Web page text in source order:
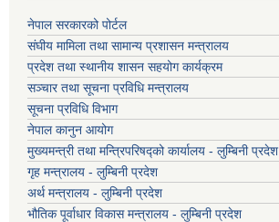
नेपाल सरकारको पोर्टल
संघीय मामिला तथा सामान्य प्रशासन मन्त्रालय
प्रदेश तथा स्थानीय शासन सहयोग कार्यक्रम
सञ्चार तथा सूचना प्रविधि मन्त्रालय
सूचना प्रविधि विभाग
नेपाल कानुन आयोग
मुख्यमन्त्री तथा मन्त्रिपरिषद्को कार्यालय - लुम्बिनी प्रदेश
गृह मन्त्रालय - लुम्बिनी प्रदेश
अर्थ मन्त्रालय - लुम्बिनी प्रदेश
भौतिक पूर्वाधार विकास मन्त्रालय - लुम्बिनी प्रदेश